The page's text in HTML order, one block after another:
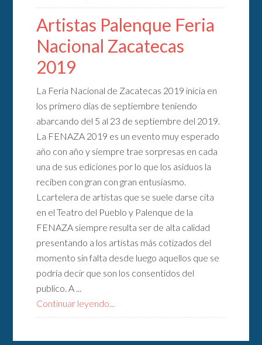
Artistas Palenque Feria
Nacional Zacatecas
2019
La Feria Nacional de Zacatecas 2019 inicia en
los primero días de septiembre teniendo
abarcando del 5 al 23 de septiembre del 2019.
La FENAZA 2019 es un evento muy esperado
año con año y siempre trae sorpresas en cada
una de sus ediciones por lo que los asiduos la
reciben con gran con gran entusiasmo.
Lcartelera de artistas que se suele darse cita
en el Teatro del Pueblo y Palenque de la
FENAZA siempre resulta ser de alta calidad
presentando a los artistas más cotizados del
momento sin falta desde luego aquellos que se
podría decir que son los consentidos del
publico. A ...
Continuar leyendo...